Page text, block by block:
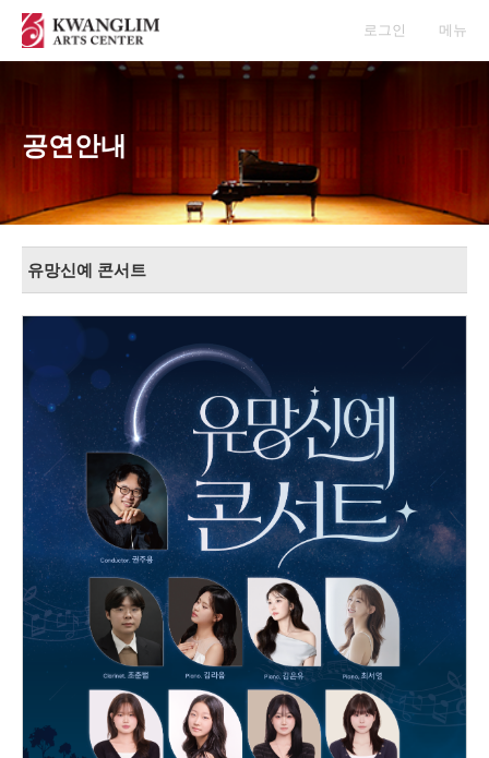
로그인 메뉴
공연안내
유망신예 콘서트